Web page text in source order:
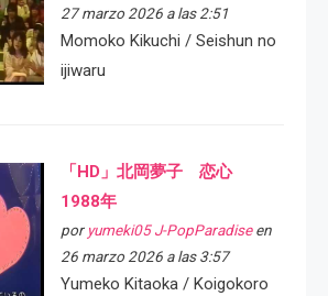
27 marzo 2026 a las 2:51
Momoko Kikuchi / Seishun no
ijiwaru
「HD」北岡夢子 恋心
1988年
por yumeki05 J-PopParadiseen
26 marzo 2026 a las 3:57
Yumeko Kitaoka / Koigokoro